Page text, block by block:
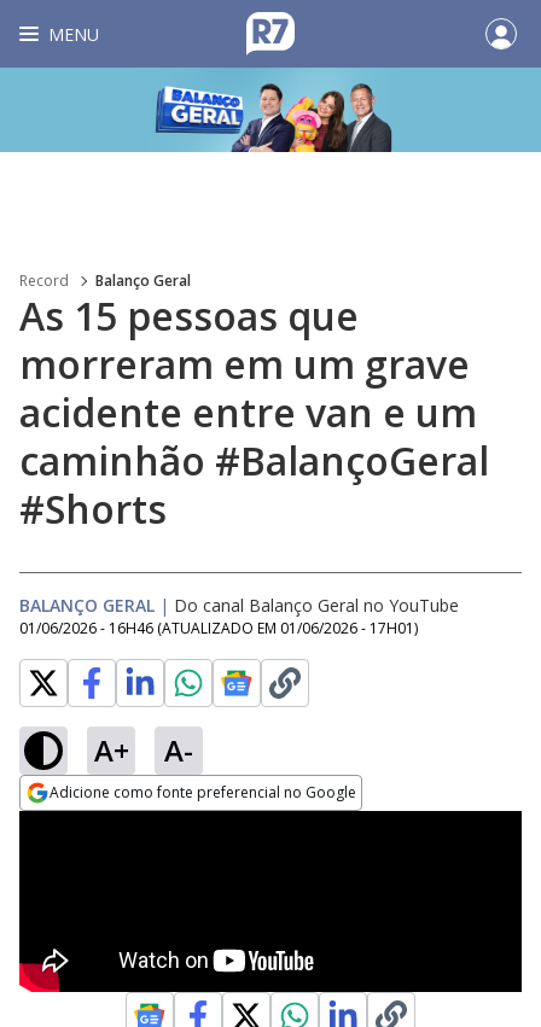
MENU
Record Balanço Geral
As 15 pessoas que
morreram em um grave
acidente entre van e um
caminhão #BalançoGeral
#Shorts
BALANÇO GERAL | Do canal Balanço Geral no YouTube
01/06/2026 - 16H46 (ATUALIZADO EM 01/06/2026 - 17H01)
A+ A-
Adicione como fonte preferencial no Google